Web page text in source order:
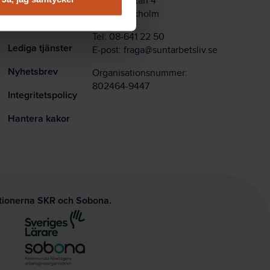
Lediga tjänster
Nyhetsbrev
Integritetspolicy
Hantera kakor
111 21 Stockholm
Tel: 08-641 22 50
E-post: fraga@suntarbetsliv.se
Organisationsnummer:
802464-9447
SKR och Sobona.